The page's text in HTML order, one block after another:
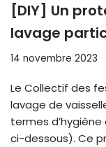
[DIY] Un
lavage
14 novembre 2023
Le Collectif des
lavage de
termes
ci-dessous). Ce